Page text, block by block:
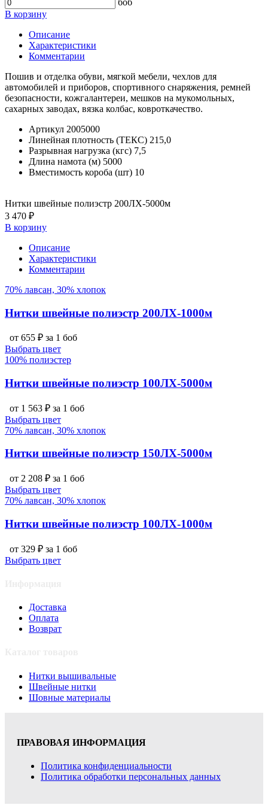
В корзину
Описание
Характеристики
Комментарии
Пошив и отделка обуви, мягкой мебели, чехлов для
автомобилей и приборов, спортивного снаряжения, ремней
безопасности, кожгалантереи, мешков на мукомольных,
сахарных заводах, вязка колбас, ковроткачество.
Артикул 2005000
Линейная плотность (ТЕКС) 215,0
Разрывная нагрузка (кгс) 7,5
Длина намота (м) 5000
Вместимость короба (шт) 10
Нитки швейные полиэстр 200ЛХ-5000м
3 470 ₽
В корзину
Описание
Характеристики
Комментарии
70% лавсан, 30% хлопок
Нитки швейные полиэстр 200ЛХ-1000м
от 655 ₽ за 1 боб
Выбрать цвет
100% полиэстер
Нитки швейные полиэстр 100ЛХ-5000м
от 1 563 ₽ за 1 боб
Выбрать цвет
70% лавсан, 30% хлопок
Нитки швейные полиэстр 150ЛХ-5000м
от 2 208 ₽ за 1 боб
Выбрать цвет
70% лавсан, 30% хлопок
Нитки швейные полиэстр 100ЛХ-1000м
от 329 ₽ за 1 боб
Выбрать цвет
Доставка
Оплата
Возврат
Нитки вышивальные
Швейные нитки
Шовные материалы
ПРАВОВАЯ ИНФОРМАЦИЯ
Политика конфиденциальности
Политика обработки персональных данных